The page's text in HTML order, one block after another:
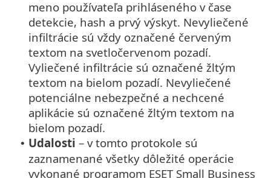
meno používateľa prihláseného v čase
detekcie, hash a prvý výskyt. Nevyliečené
infiltrácie sú vždy označené červeným
textom na svetločervenom pozadí.
Vyliečené infiltrácie sú označené žltým
textom na bielom pozadí. Nevyliečené
potenciálne nebezpečné a nechcené
aplikácie sú označené žltým textom na
bielom pozadí.
• Udalosti – v tomto protokole sú
zaznamenané všetky dôležité operácie
vykonané programom ESET Small Business